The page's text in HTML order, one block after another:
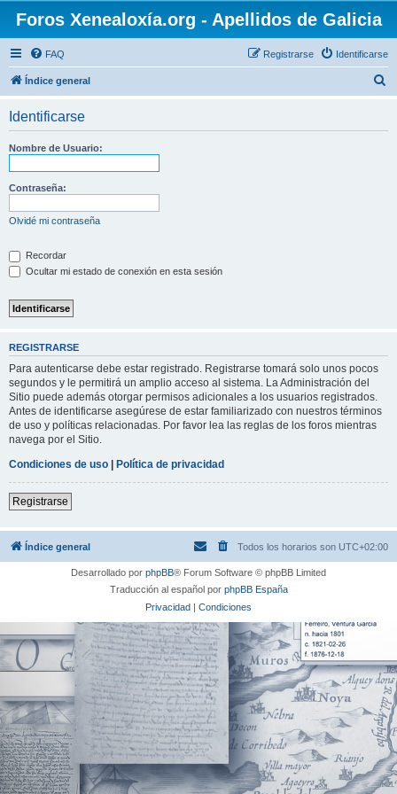
Foros Xenealoxía.org - Apellidos de Galicia
FAQ Identificarse
Registrarse
Índice general
Identificarse
Nombre de Usuario:
Contraseña:
Olvidé mi contraseña
Recordar
Ocultar mi estado de conexión en esta sesión
REGISTRARSE
Para autenticarse debe estar registrado. Registrarse tomará solo unos pocos
segundos y le permitirá un amplio acceso al sistema. La Administración del
Sitio puede además otorgar permisos adicionales a los usuarios registrados.
Antes de identificarse asegúrese de estar familiarizado con nuestros términos
de uso y políticas relacionadas. Por favor lea las reglas de los foros mientras
navega por el Sitio.
Condiciones de uso | Política de privacidad
Registrarse
Índice general Todos los horarios son UTC+02:00
Desarrollado por phpBB® Forum Software © phpBB Limited
Traducción al español por phpBB España
Privacidad | Condiciones